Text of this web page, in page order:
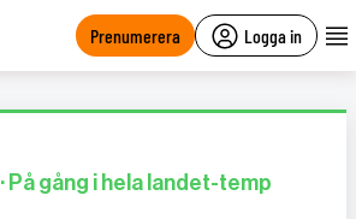
Prenumerera Logga in
· På gång i hela landet-temp